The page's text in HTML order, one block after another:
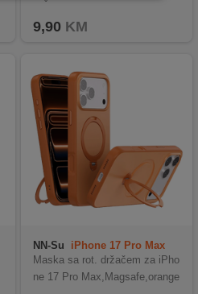
9,90 KM
NN-Su
iPhone 17 Pro Max
Rotation Holder
Maska sa rot. držačem za iPho
ne 17 Pro Max,Magsafe,orange